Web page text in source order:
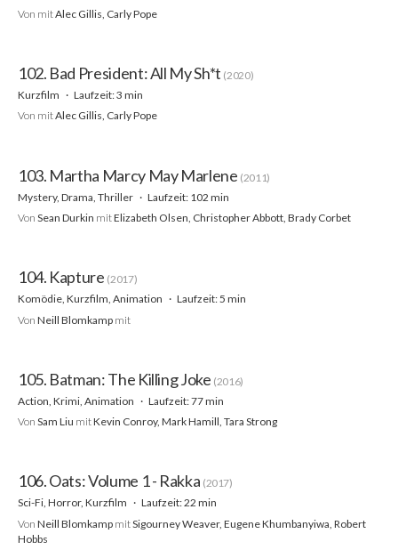
Von mitAlec Gillis, Carly Pope
102. Bad President: All My Sh*t (2020)
Kurzfilm
Laufzeit: 3 min
Von mitAlec Gillis, Carly Pope
103. Martha Marcy May Marlene (2011)
Mystery, Drama, Thriller
Laufzeit: 102 min
Von Sean Durkin mitElizabeth Olsen, Christopher Abbott, Brady Corbet
104. Kapture (2017)
Komödie, Kurzfilm, Animation
Laufzeit: 5 min
Von Neill Blomkamp mit
105. Batman: The Killing Joke (2016)
Action, Krimi, Animation
Laufzeit: 77 min
Von Sam Liu mitKevin Conroy, Mark Hamill, Tara Strong
106. Oats: Volume 1 - Rakka (2017)
Sci-Fi, Horror, Kurzfilm
Laufzeit: 22 min
Von Neill Blomkamp mitSigourney Weaver, Eugene Khumbanyiwa, Robert
Hobbs